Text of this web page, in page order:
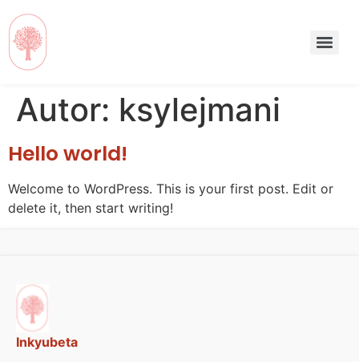
Autor: ksylejmani
Hello world!
Welcome to WordPress. This is your first post. Edit or
delete it, then start writing!
Inkyubeta